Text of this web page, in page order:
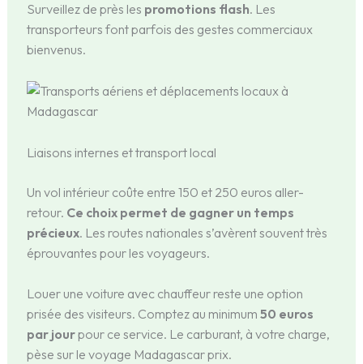
Surveillez de près les promotions flash. Les
transporteurs font parfois des gestes commerciaux
bienvenus.
Liaisons internes et transport local
Un vol intérieur coûte entre 150 et 250 euros aller-
retour. Ce choix permet de gagner un temps
précieux. Les routes nationales s’avèrent souvent très
éprouvantes pour les voyageurs.
Louer une voiture avec chauffeur reste une option
prisée des visiteurs. Comptez au minimum 50 euros
par jourpour ce service. Le carburant, à votre charge,
pèse sur le voyage Madagascar prix.